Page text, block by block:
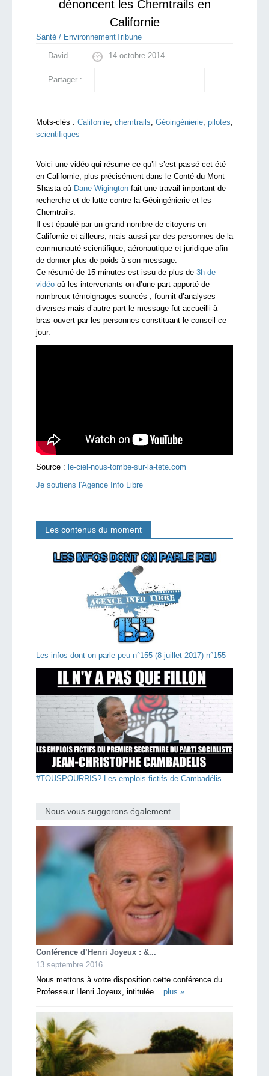
dénoncent les Chemtrails en
Californie
Santé / EnvironnementTribune
David 14 octobre 2014
Partager :
Mots-clés : Californie, chemtrails, Géoingénierie, pilotes,
scientifiques
Voici une vidéo qui résume ce qu’il s’est passé cet été
en Californie, plus précisément dans le Conté du Mont
Shasta où Dane Wigington fait une travail important de
recherche et de lutte contre la Géoingénierie et les
Chemtrails.
Il est épaulé par un grand nombre de citoyens en
Californie et ailleurs, mais aussi par des personnes de la
communauté scientifique, aéronautique et juridique afin
de donner plus de poids à son message.
Ce résumé de 15 minutes est issu de plus de 3h de
vidéo où les intervenants on d’une part apporté de
nombreux témoignages sourcés , fournit d’analyses
diverses mais d’autre part le message fut accueilli à
bras ouvert par les personnes constituant le conseil ce
jour.
Source : le-ciel-nous-tombe-sur-la-tete.com
Je soutiens l'Agence Info Libre
Les contenus du moment
Les infos dont on parle peu n°155 (8 juillet 2017) n°155
#TOUSPOURRIS? Les emplois fictifs de Cambadélis
Nous vous suggerons également
Conférence d’Henri Joyeux : &...
13 septembre 2016
Nous mettons à votre disposition cette conférence du
Professeur Henri Joyeux, intitulée... plus »